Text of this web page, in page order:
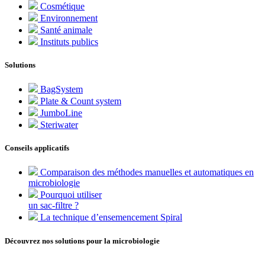
Cosmétique
Environnement
Santé animale
Instituts publics
Solutions
BagSystem
Plate & Count system
JumboLine
Steriwater
Conseils applicatifs
Comparaison des méthodes manuelles et automatiques en
microbiologie
Pourquoi utiliser
un sac-filtre ?
La technique d’ensemencement Spiral
Découvrez nos solutions pour la microbiologie